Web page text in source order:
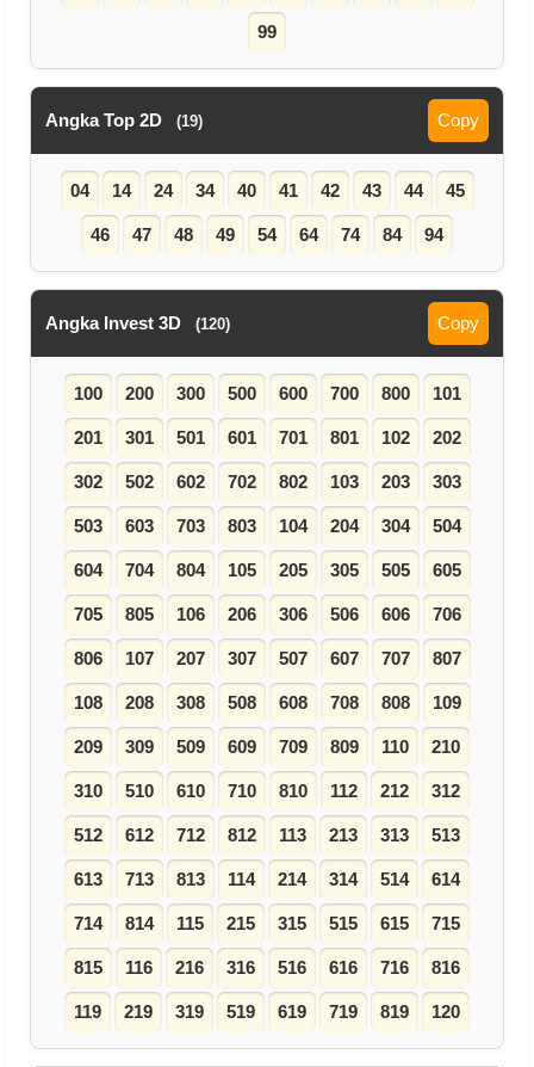
99
Angka Top 2D (19) Copy
04 14 24 34 40 41 42 43 44 45
46 47 48 49 54 64 74 84 94
Angka Invest 3D (120) Copy
100 200 300 500 600 700 800 101
201 301 501 601 701 801 102 202
302 502 602 702 802 103 203 303
503 603 703 803 104 204 304 504
604 704 804 105 205 305 505 605
705 805 106 206 306 506 606 706
806 107 207 307 507 607 707 807
108 208 308 508 608 708 808 109
209 309 509 609 709 809 110 210
310 510 610 710 810 112 212 312
512 612 712 812 113 213 313 513
613 713 813 114 214 314 514 614
714 814 115 215 315 515 615 715
815 116 216 316 516 616 716 816
119 219 319 519 619 719 819 120